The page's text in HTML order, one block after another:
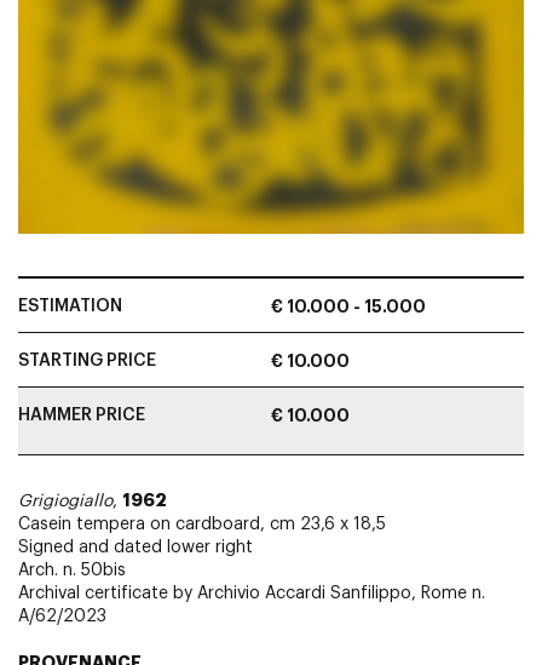
ESTIMATION € 10.000 - 15.000
STARTING PRICE € 10.000
HAMMER PRICE € 10.000
Grigiogiallo, 1962
Casein tempera on cardboard, cm 23,6 x 18,5
Signed and dated lower right
Arch. n. 50bis
Archival certificate by Archivio Accardi Sanfilippo, Rome n.
A/62/2023